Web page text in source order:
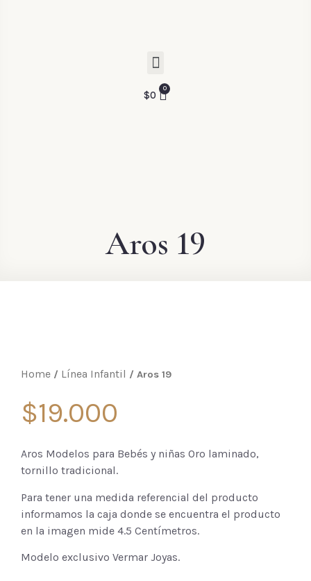
$0
Aros 19
Home / Línea Infantil / Aros 19
$19.000
Aros Modelos para Bebés y niñas Oro laminado,
tornillo tradicional.
Para tener una medida referencial del producto
informamos la caja donde se encuentra el producto
en la imagen mide 4.5 Centímetros.
Modelo exclusivo Vermar Joyas.